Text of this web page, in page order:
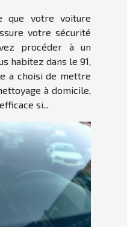
que votre voiture
votre sécurité
procéder à un
habitez dans le 91,
a choisi de mettre
à domicile,
si...